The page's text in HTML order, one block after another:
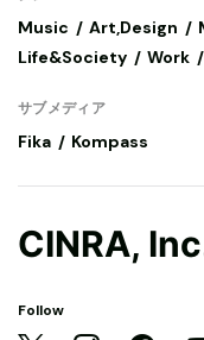
Music Art,Design
Life&Society
Work
サブメディア
Fika Kompass
CINRA,
Follow